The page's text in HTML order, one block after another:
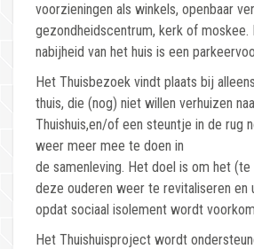
voorzieningen als winkels, openbaar
gezondheidscentrum, kerk of
nabijheid van het huis is een
Het Thuisbezoek vindt plaats bij
thuis, die (nog) niet willen verhuizen
Thuishuis,en/of een steuntje in de rug
weer meer mee te doen in
de samenleving. Het doel is om het
deze ouderen weer te revitaliseren en
opdat sociaal isolement wordt
Het Thuishuisproject wordt